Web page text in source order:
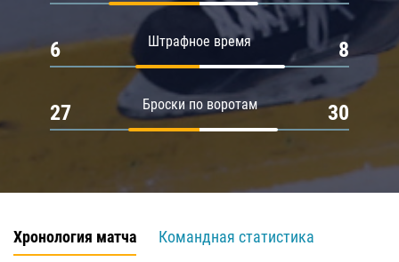
Штрафное время
6 8
Броски по воротам
27 30
Хронология матча
Командная статистика